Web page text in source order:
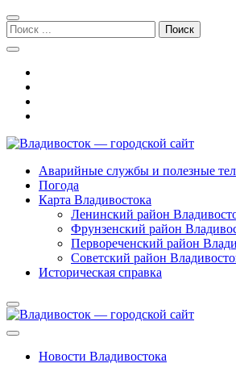
Перейти
к
навигации
Перейти
к
содержимому
Поиск:
Владивосток — городской сайт
Аварийные службы и полезные
Погода
Карта Владивостока
Ленинский район
Фрунзенский район
Первореченский район
Советский район
Историческая справка
Новости Владивостока